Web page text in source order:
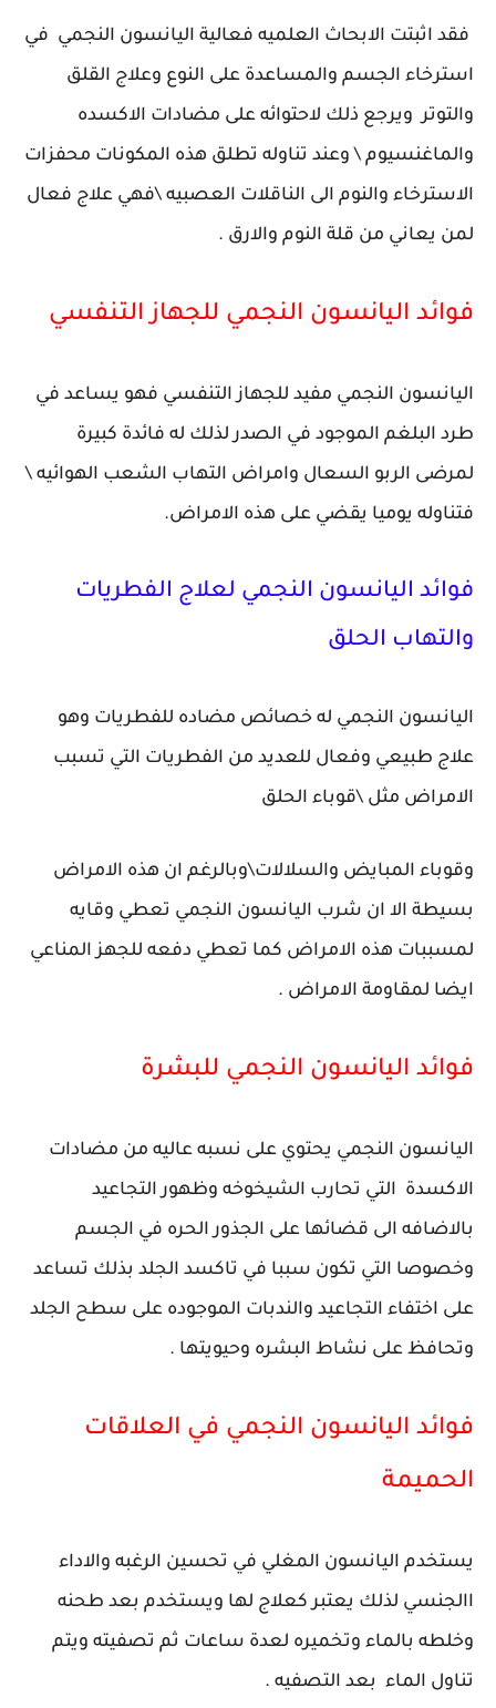
فقد اثبتت الابحاث العلميه فعالية اليانسون النجمي في
استرخاء الجسم والمساعدة على النوع وعلاج القلق
والتوتر ويرجع ذلك لاحتوائه على مضادات الاكسده
والماغنسيوم \ وعند تناوله تطلق هذه المكونات محفزات
الاسترخاء والنوم الى الناقلات العصبيه \فهي علاج فعال
لمن يعاني من قلة النوم والارق .
فوائد اليانسون النجمي للجهاز التنفسي
اليانسون النجمي مفيد للجهاز التنفسي فهو يساعد في
طرد البلغم الموجود في الصدر لذلك له فائدة كبيرة
لمرضى الربو السعال وامراض التهاب الشعب الهوائيه \
فتناوله يوميا يقضي على هذه الامراض.
فوائد اليانسون النجمي لعلاج الفطريات
والتهاب الحلق
اليانسون النجمي له خصائص مضاده للفطريات وهو
علاج طبيعي وفعال للعديد من الفطريات التي تسبب
الامراض مثل \قوباء الحلق
وقوباء المبايض والسلالات\وبالرغم ان هذه الامراض
بسيطة الا ان شرب اليانسون النجمي تعطي وقايه
لمسببات هذه الامراض كما تعطي دفعه للجهز المناعي
ايضا لمقاومة الامراض .
فوائد اليانسون النجمي للبشرة
اليانسون النجمي يحتوي على نسبه عاليه من مضادات
الاكسدة التي تحارب الشيخوخه وظهور التجاعيد
بالاضافه الى قضائها على الجذور الحره في الجسم
وخصوصا التي تكون سببا في تاكسد الجلد بذلك تساعد
على اختفاء التجاعيد والندبات الموجوده على سطح الجلد
وتحافظ على نشاط البشره وحيويتها .
فوائد اليانسون النجمي في العلاقات
الحميمة
يستخدم اليانسون المغلي في تحسين الرغبه والاداء
االجنسي لذلك يعتبر كعلاج لها ويستخدم بعد طحنه
وخلطه بالماء وتخميره لعدة ساعات ثم تصفيته ويتم
تناول الماء بعد التصفيه .